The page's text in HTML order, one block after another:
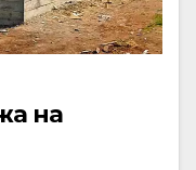
на